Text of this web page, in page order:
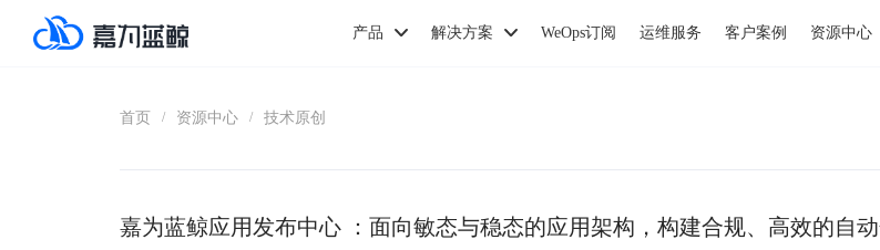
产品 解决方案 WeOps订阅 运维服务 客户案例 资源中心
首页 / 资源中心 / 技术原创
嘉为蓝鲸应用发布中心 ：面向敏态与稳态的应用架构，构建合规、高效的自